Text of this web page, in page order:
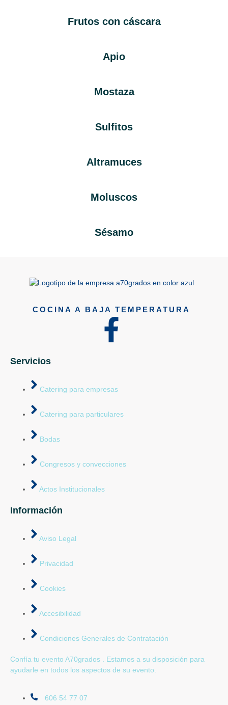
Frutos con cáscara
Apio
Mostaza
Sulfitos
Altramuces
Moluscos
Sésamo
COCINA A BAJA TEMPERATURA
Servicios
Catering para empresas
Catering para particulares
Bodas
Congresos y convecciones
Actos Institucionales
Información
Aviso Legal
Privacidad
Cookies
Accesibilidad
Condiciones Generales de Contratación
Confía tu evento A70grados . Estamos a su disposición para
ayudarle en todos los aspectos de su evento.
606 54 77 07